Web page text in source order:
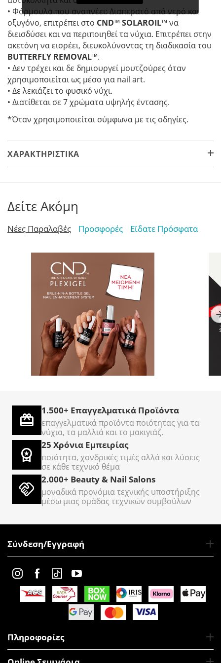
• Φόρμουλα που αναπνέει: Διαπερατό από νερό και
οξυγόνο, επιτρέπει στο CND™ SOLAROIL™ να
διεισδύσει και να περιποιηθεί τα νύχια. Eπιτρέπει στην
ακετόνη να εισρέει, διευκολύνοντας τη διαδικασία του
BUTTERFLY REMOVAL™.
• Δεν τρέχει και δε δημιουργεί μουτζούρες όταν
χρησιμοποιείται ως μέσο για nail art.
• Δε λεκιάζει το φυσικό νύχι.
• Διατίθεται σε 7 χρώματα υψηλής έντασης.
*Όταν χρησιμοποιείται σύμφωνα με τις οδηγίες.
ΧΑΡΑΚΤΗΡΙΣΤΙΚΆ
Δείτε Ακόμη
Νέες Παραλαβές Προσφορές Εϊδατε Πρόσφατα
TOP Nails
Επαγγελματικός Κόφτης
Τεμαχίων
5000
AcryLiquid+ Sculpting
3786ml - Υγρό
€50000
1.500+ Επαγγελματικά Προϊόντα
επαγγελματικά προϊόντα ποιότητας για τα
νύχια, τα μαλλιά και το μακιγιάζ.
25 Χρόνια Εμπειρίας
ποιότητα, χονδρικές τιμές αλλά και λύσεις
σε κάθε τεχνικό θέμα
2.000+ Beauty & Nail Salons
μοναδικά προνόμια τεχνικής υποστήριξης
μέσω μιας ομάδας τεχνικών συμβούλων
Σύνδεση/Εγγραφή
Πληροφορίες